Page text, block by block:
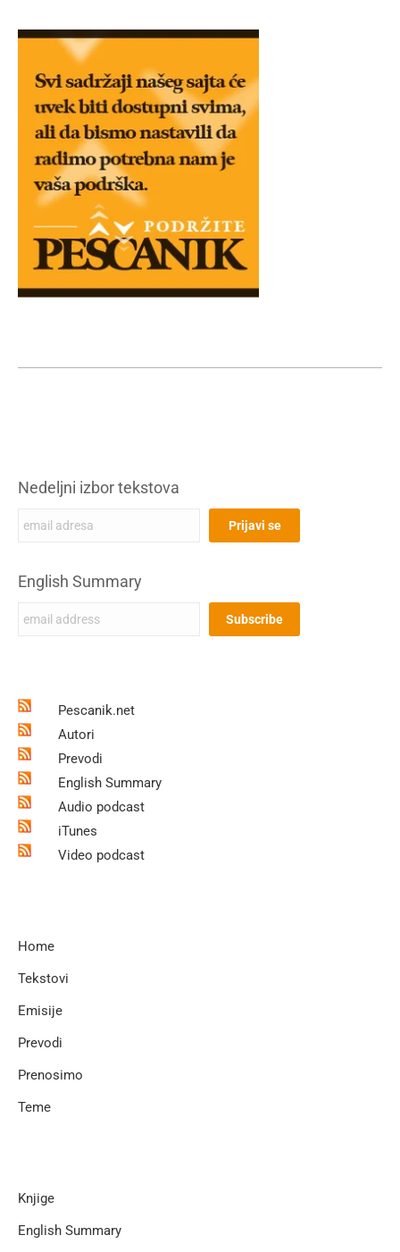
Nedeljni izbor tekstova
English Summary
Pescanik.net
Autori
Prevodi
English Summary
Audio podcast
iTunes
Video podcast
Home
Tekstovi
Emisije
Prevodi
Prenosimo
Teme
Knjige
English Summary